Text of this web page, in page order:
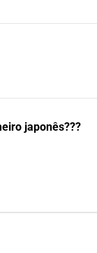
japonês???